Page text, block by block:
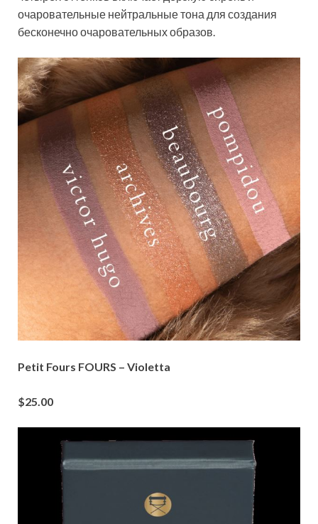
очаровательные нейтральные тона для создания
бесконечно очаровательных образов.
Petit Fours FOURS – Violetta
$25.00